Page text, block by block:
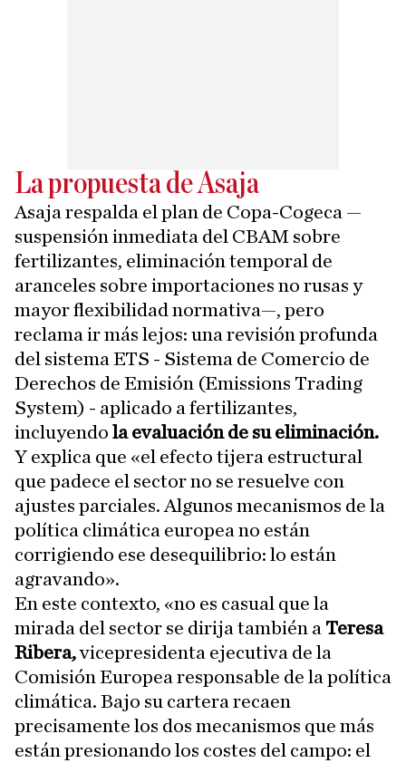
La propuesta de Asaja
Asaja respalda el plan de Copa-Cogeca —
suspensión inmediata del CBAM sobre
fertilizantes, eliminación temporal de
aranceles sobre importaciones no rusas y
mayor flexibilidad normativa—, pero
reclama ir más lejos: una revisión profunda
del sistema ETS - Sistema de Comercio de
Derechos de Emisión (Emissions Trading
System) - aplicado a fertilizantes,
incluyendo la evaluación de su eliminación.
Y explica que «el efecto tijera estructural
que padece el sector no se resuelve con
ajustes parciales. Algunos mecanismos de la
política climática europea no están
corrigiendo ese desequilibrio: lo están
agravando».
En este contexto, «no es casual que la
mirada del sector se dirija también a Teresa
Ribera,vicepresidenta ejecutiva de la
Comisión Europea responsable de la política
climática. Bajo su cartera recaen
precisamente los dos mecanismos que más
están presionando los costes del campo: el